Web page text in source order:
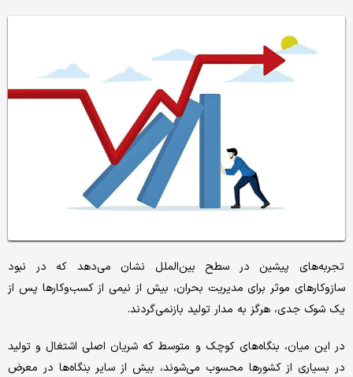
تجربه‌های پیشین در سطح بین‌الملل نشان می‌دهد که در نبود
سازوکارهای موثر برای مدیریت بحران، بیش از نیمی از کسب‌وکارها پس از
یک شوک جدی، هرگز به مدار تولید بازنمی‌گردند.
در این میان، بنگاه‌های کوچک و متوسط که شریان اصلی اشتغال و تولید
در بسیاری از کشورها محسوب می‌شوند، بیش از سایر بنگاه‌ها در معرض